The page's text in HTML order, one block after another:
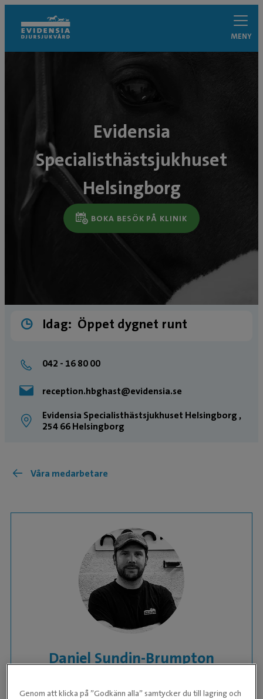
MENY
Evidensia
Specialisthästsjukhuset
Helsingborg
BOKA BESÖK PÅ KLINIK
Idag: Öppet dygnet runt
042 - 16 80 00
reception.hbghast@evidensia.se
Evidensia Specialisthästsjukhuset Helsingborg ,
254 66 Helsingborg
Våra medarbetare
Daniel Sundin-Brumpton
Genom att klicka på ”Godkänn alla” samtycker du till lagring och